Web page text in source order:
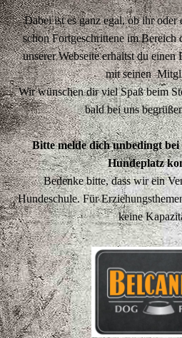
Dabei ist es ganz egal, ob ihr
schon Fortgeschrittene im Bereich
unserer Webseite erhältst du
mit seinen
Wir wünschen dir viel Spaß beim
bald bei uns
Bitte melde dich unbedingt
Hundeplatz
Bedenke bitte, dass wir ein
Hundeschule. Für
keine